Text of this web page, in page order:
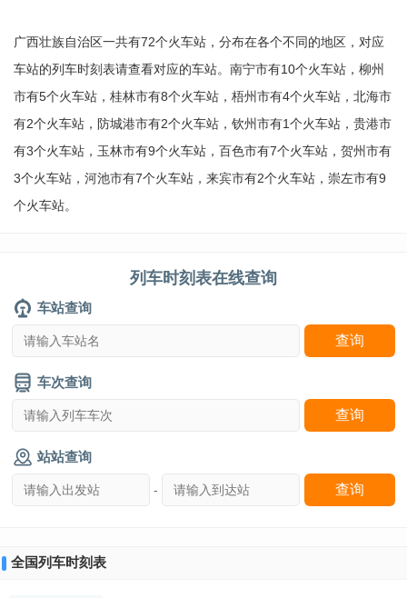
广西壮族自治区一共有72个火车站，分布在各个不同的地区，对应
车站的列车时刻表请查看对应的车站。南宁市有10个火车站，柳州
市有5个火车站，桂林市有8个火车站，梧州市有4个火车站，北海市
有2个火车站，防城港市有2个火车站，钦州市有1个火车站，贵港市
有3个火车站，玉林市有9个火车站，百色市有7个火车站，贺州市有
3个火车站，河池市有7个火车站，来宾市有2个火车站，崇左市有9
个火车站。
列车时刻表在线查询
车站查询
车次查询
站站查询
-
全国列车时刻表